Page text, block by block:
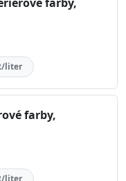
liter
farby,
liter